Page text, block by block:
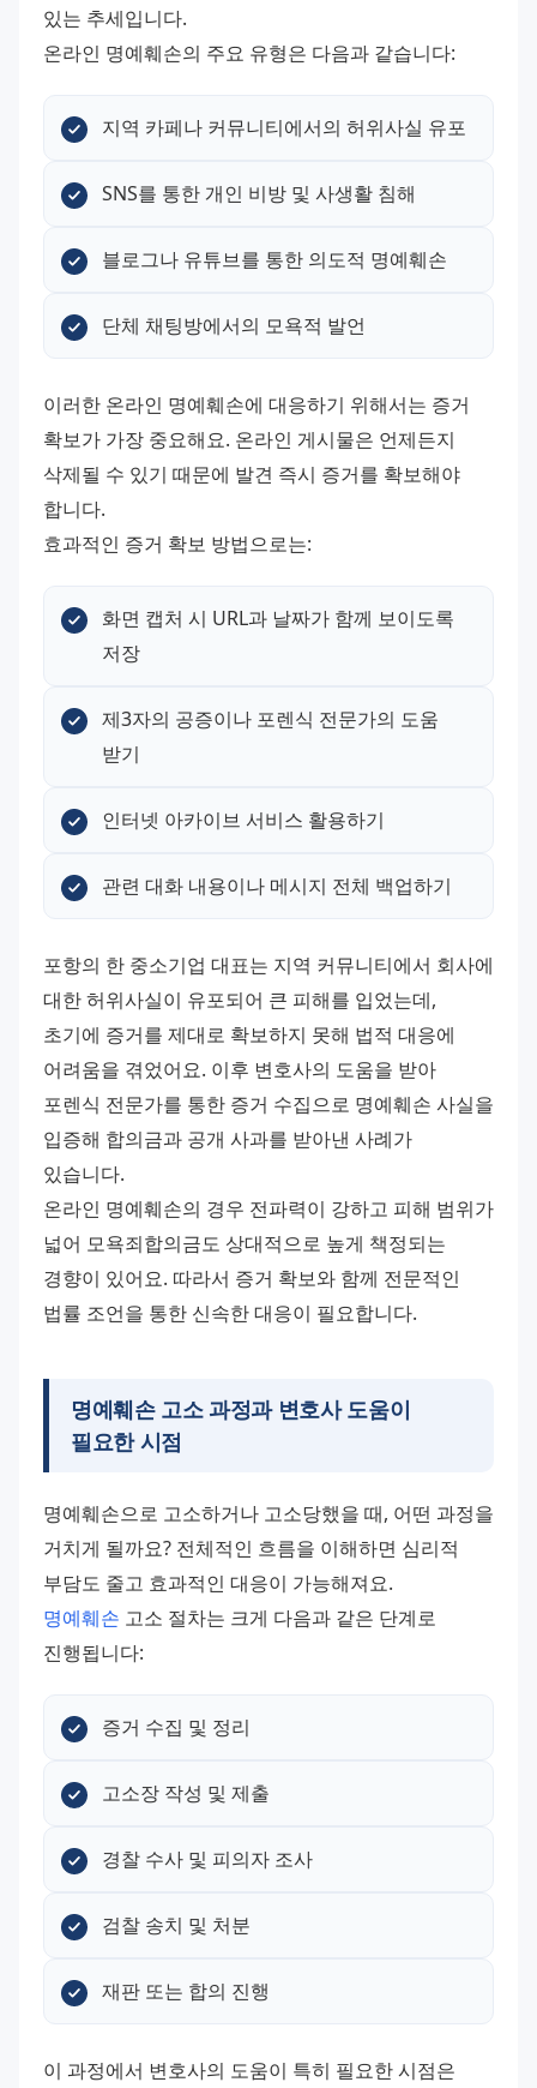
있는 추세입니다.
온라인 명예훼손의 주요 유형은 다음과 같습니다:
지역 카페나 커뮤니티에서의 허위사실 유포
SNS를 통한 개인 비방 및 사생활 침해
블로그나 유튜브를 통한 의도적 명예훼손
단체 채팅방에서의 모욕적 발언
이러한 온라인 명예훼손에 대응하기 위해서는 증거
확보가 가장 중요해요. 온라인 게시물은 언제든지
삭제될 수 있기 때문에 발견 즉시 증거를 확보해야
합니다.
효과적인 증거 확보 방법으로는:
화면 캡처 시 URL과 날짜가 함께 보이도록
저장
제3자의 공증이나 포렌식 전문가의 도움
받기
인터넷 아카이브 서비스 활용하기
관련 대화 내용이나 메시지 전체 백업하기
포항의 한 중소기업 대표는 지역 커뮤니티에서 회사에
대한 허위사실이 유포되어 큰 피해를 입었는데,
초기에 증거를 제대로 확보하지 못해 법적 대응에
어려움을 겪었어요. 이후 변호사의 도움을 받아
포렌식 전문가를 통한 증거 수집으로 명예훼손 사실을
입증해 합의금과 공개 사과를 받아낸 사례가
있습니다.
온라인 명예훼손의 경우 전파력이 강하고 피해 범위가
넓어 모욕죄합의금도 상대적으로 높게 책정되는
경향이 있어요. 따라서 증거 확보와 함께 전문적인
법률 조언을 통한 신속한 대응이 필요합니다.
명예훼손 고소 과정과 변호사 도움이
필요한 시점
명예훼손으로 고소하거나 고소당했을 때, 어떤 과정을
거치게 될까요? 전체적인 흐름을 이해하면 심리적
부담도 줄고 효과적인 대응이 가능해져요.
명예훼손 고소 절차는 크게 다음과 같은 단계로
진행됩니다:
증거 수집 및 정리
고소장 작성 및 제출
경찰 수사 및 피의자 조사
검찰 송치 및 처분
재판 또는 합의 진행
이 과정에서 변호사의 도움이 특히 필요한 시점은